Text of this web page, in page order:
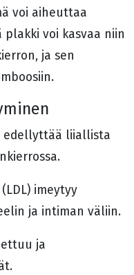
voi aiheuttaa
voi kasvaa niin
ja sen
edellyttää liiallista
imeytyy
ja intiman väliin.
ja